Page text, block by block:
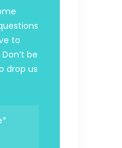
to
be
drop us